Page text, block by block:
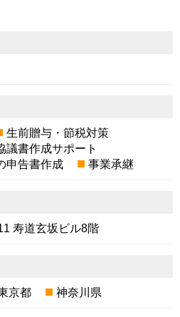
生前贈与・節税対策
議書作成サポート
申告書作成 事業承継
寿道玄坂ビル8階
京都 神奈川県